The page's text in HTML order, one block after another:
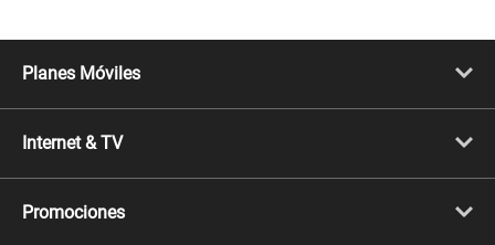
Planes Móviles
Línea Nueva
Línea Adicional
Migración
Internet & TV
Internet + TV
Mejora tu plan
Promociones